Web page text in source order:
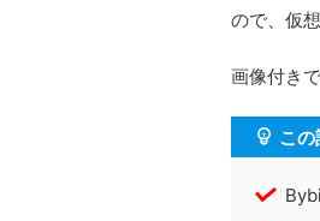
ので、仮
画像付き
この